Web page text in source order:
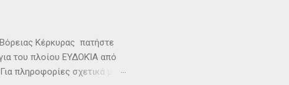
Κέρκυρας πατήστε
του πλοίου ΕΥΔΟΚΊΑ από
πληροφορίες σχετικά με